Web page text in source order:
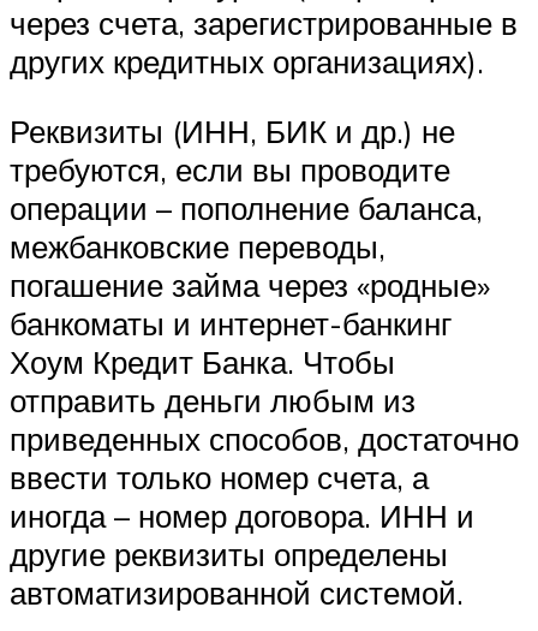
через счета, зарегистрированные в
других кредитных организациях).
Реквизиты (ИНН, БИК и др.) не
требуются, если вы проводите
операции – пополнение баланса,
межбанковские переводы,
погашение займа через «родные»
банкоматы и интернет-банкинг
Хоум Кредит Банка. Чтобы
отправить деньги любым из
приведенных способов, достаточно
ввести только номер счета, а
иногда – номер договора. ИНН и
другие реквизиты определены
автоматизированной системой.